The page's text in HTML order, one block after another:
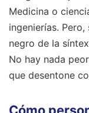
Medicina o
ingenierías.
negro de la
No hay nada
que desentone